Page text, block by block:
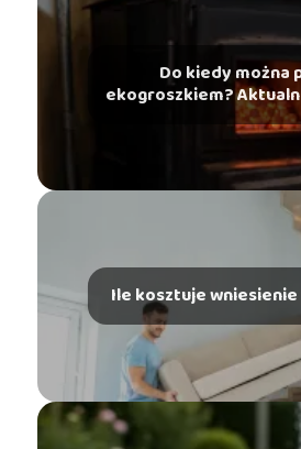
Do kiedy można
ekogroszkiem?
Ile kosztuje